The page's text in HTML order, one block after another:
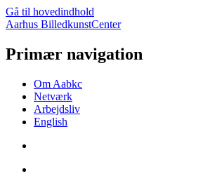
Gå til hovedindhold
Aarhus BilledkunstCenter
Primær navigation
Om Aabkc
Netværk
Arbejdsliv
English